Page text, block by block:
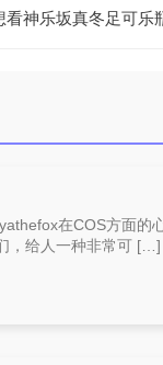
看神乐坂真冬足可乐
在COS方面的
，给人一种非常可 […]